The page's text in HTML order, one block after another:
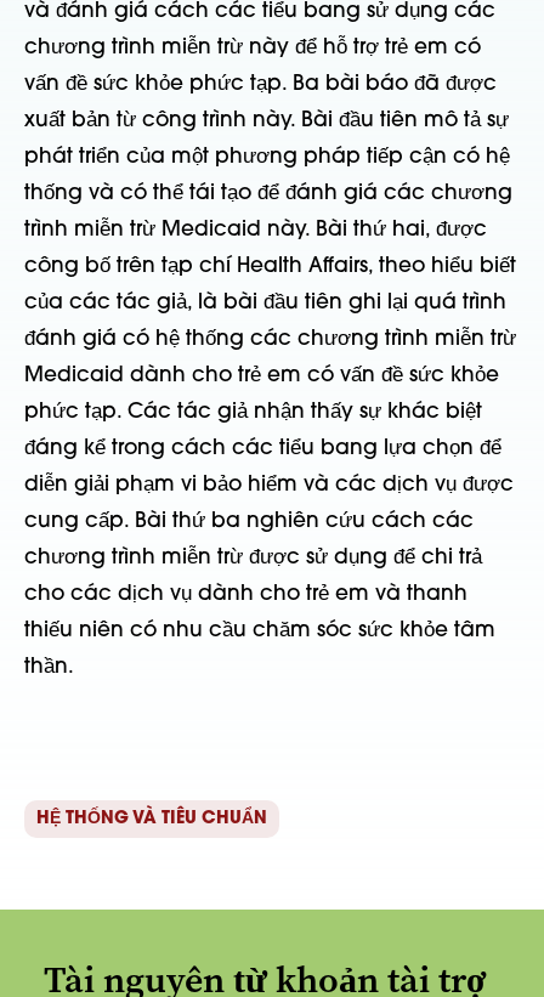
và đánh giá cách các tiểu bang sử dụng các
chương trình miễn trừ này để hỗ trợ trẻ em có
vấn đề sức khỏe phức tạp. Ba bài báo đã được
xuất bản từ công trình này. Bài đầu tiên mô tả sự
phát triển của một phương pháp tiếp cận có hệ
thống và có thể tái tạo để đánh giá các chương
trình miễn trừ Medicaid này. Bài thứ hai, được
công bố trên tạp chí Health Affairs, theo hiểu biết
của các tác giả, là bài đầu tiên ghi lại quá trình
đánh giá có hệ thống các chương trình miễn trừ
Medicaid dành cho trẻ em có vấn đề sức khỏe
phức tạp. Các tác giả nhận thấy sự khác biệt
đáng kể trong cách các tiểu bang lựa chọn để
diễn giải phạm vi bảo hiểm và các dịch vụ được
cung cấp. Bài thứ ba nghiên cứu cách các
chương trình miễn trừ được sử dụng để chi trả
cho các dịch vụ dành cho trẻ em và thanh
thiếu niên có nhu cầu chăm sóc sức khỏe tâm
thần.
HỆ THỐNG VÀ TIÊU CHUẨN
Tài nguyên từ khoản tài trợ